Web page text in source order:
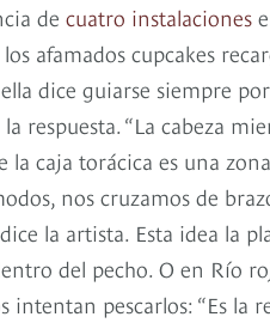
de cuatro instalaciones
afamados cupcakes
dice guiarse siempre
respuesta. “La cabeza
la caja torácica es una
nos cruzamos de
la artista. Esta idea la
del pecho. O en Río
intentan pescarlos: “Es